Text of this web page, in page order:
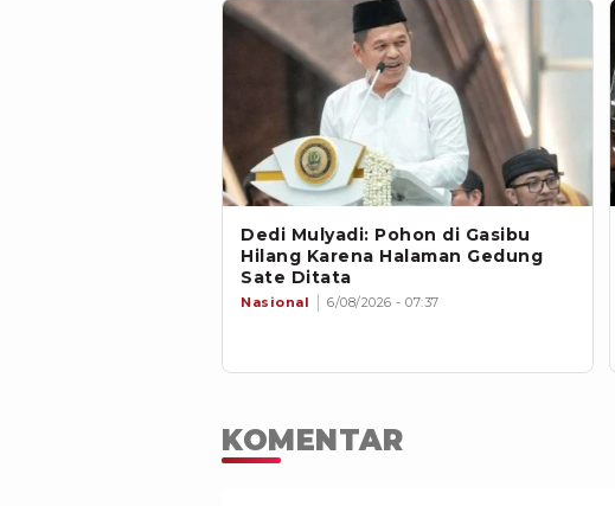
Dedi Mulyadi: Pohon di Gasibu
Hilang Karena Halaman Gedung
Sate Ditata
Nasional 6/08/2026 - 07:37
KOMENTAR